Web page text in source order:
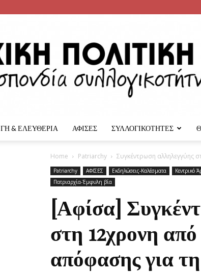
Πολιτική
ΓΗ & ΕΛΕΥΘΕΡΙΑ ΑΦΙΣΕΣ ΣΥΛΛΟΓΙΚΟΤΗΤΕΣ
Home Patriarchy Συγκέντρωση αλληλεγγύης
Patriarchy ΑΦΙΣΕΣ Εκδηλώσεις-Καλέσματα Κεντρικό
Πατριαρχία-Έμφυλη βία
[Αφίσα]
στη 12χρονη
απόφασης για